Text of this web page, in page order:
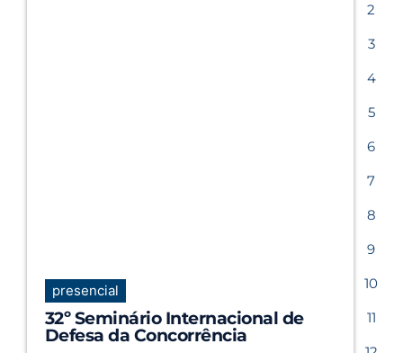
presencial
32º Seminário Internacional de
Defesa da Concorrência
2
3
4
5
6
7
8
9
10
11